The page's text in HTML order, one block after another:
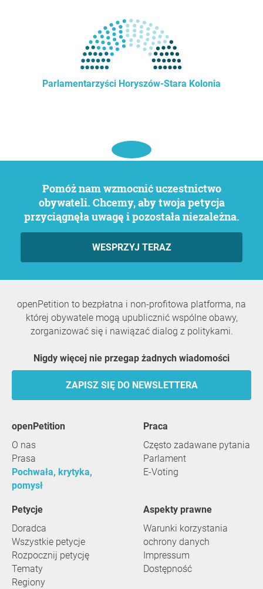
Parlamentarzyści Horyszów-Stara Kolonia
Pomóż nam wzmocnić uczestnictwo
obywateli. Chcemy, aby twoja petycja
przyciągnęła uwagę i pozostała niezależna.
WESPRZYJ TERAZ
openPetition to bezpłatna i non-profitowa platforma, na
której obywatele mogą upublicznić wspólne obawy,
zorganizować się i nawiązać dialog z politykami.
Nigdy więcej nie przegap żadnych wiadomości
ZAPISZ SIĘ DO NEWSLETTERA
openPetition
O nas
Prasa
Pochwała, krytyka,
pomysł
praca
Często zadawane pytania
Parlament
E-Voting
Petycje
Doradca
Wszystkie petycje
Rozpocznij petycję
Tematy
Regiony
Aspekty prawne
Warunki korzystania
ochrony danych
Impressum
Dostępność